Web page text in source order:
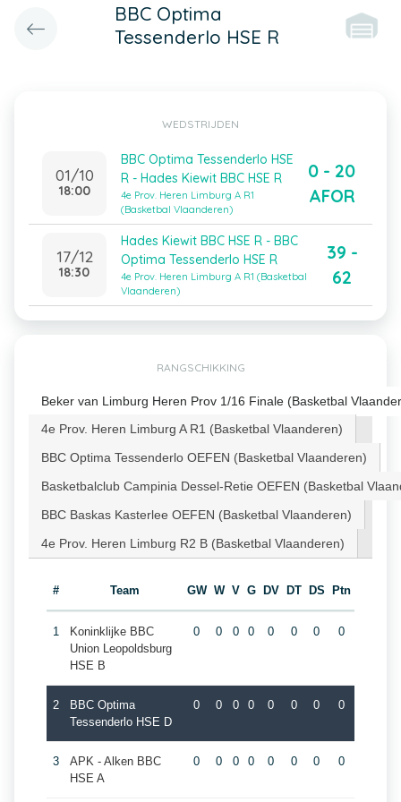
BBC Optima
Tessenderlo HSE R
WEDSTRIJDEN
01/10
18:00
BBC Optima Tessenderlo HSE
R - Hades Kiewit BBC HSE R
4e Prov. Heren Limburg A R1
(Basketbal Vlaanderen)
0 - 20
AFOR
17/12
18:30
Hades Kiewit BBC HSE R - BBC
Optima Tessenderlo HSE R
4e Prov. Heren Limburg A R1 (Basketbal
Vlaanderen)
39 -
62
RANGSCHIKKING
Beker van Limburg Heren Prov 1/16 Finale (Basketbal
4e Prov. Heren Limburg A R1 (Basketbal Vlaanderen)
BBC Optima Tessenderlo OEFEN (Basketbal Vlaanderen)
Basketbalclub Campinia Dessel-Retie OEFEN (Basketbal
BBC Baskas Kasterlee OEFEN (Basketbal Vlaanderen)
4e Prov. Heren Limburg R2 B (Basketbal Vlaanderen)
# Team GW W V G DV DT DS Ptn
1
Koninklijke BBC
Union Leopoldsburg
HSE B
0 0 0 0 0 0 0 0
2
BBC Optima
Tessenderlo HSE D
0 0 0 0 0 0 0 0
3
APK - Alken BBC
HSE A
0 0 0 0 0 0 0 0